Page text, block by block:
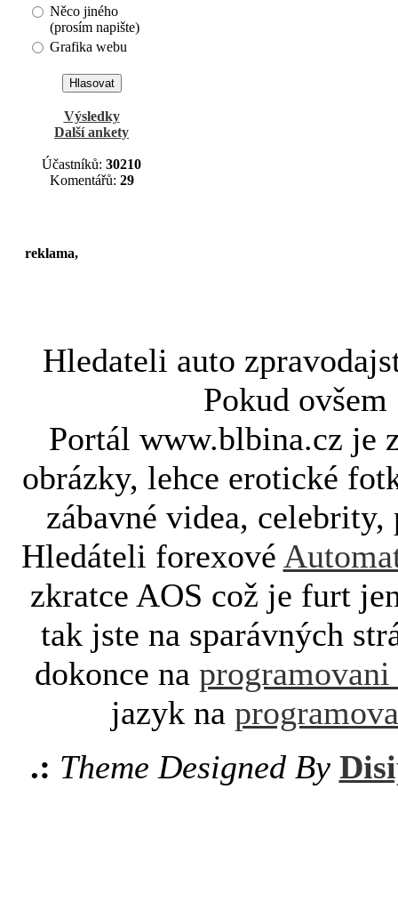
Něco jiného
(prosím napište)
Grafika webu
Výsledky
Další ankety
Účastníků: 30210
Komentářů: 29
reklama,
Hledateli auto
Pokud
Portál www.blbina.cz je
obrázky, lehce erotické
zábavné videa,
Hledáteli forexové
zkratce AOS což je furt
tak jste na sparávných
dokonce na programovani
jazyk na
.: Theme Designed By